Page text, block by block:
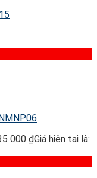
000 ₫Giá hiện tại là: